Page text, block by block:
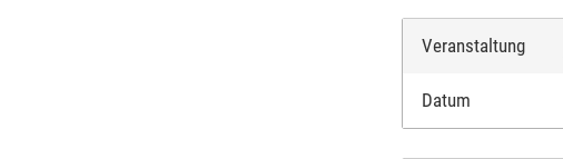
Veranstaltung
Datum